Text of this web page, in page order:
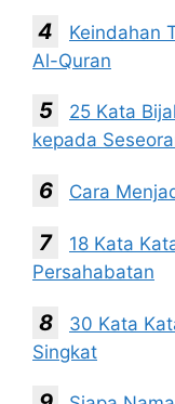
Keindahan
Al-Quran
25 Kata
kepada
Cara
18 Kata
Persahabatan
30 Kata
Singkat